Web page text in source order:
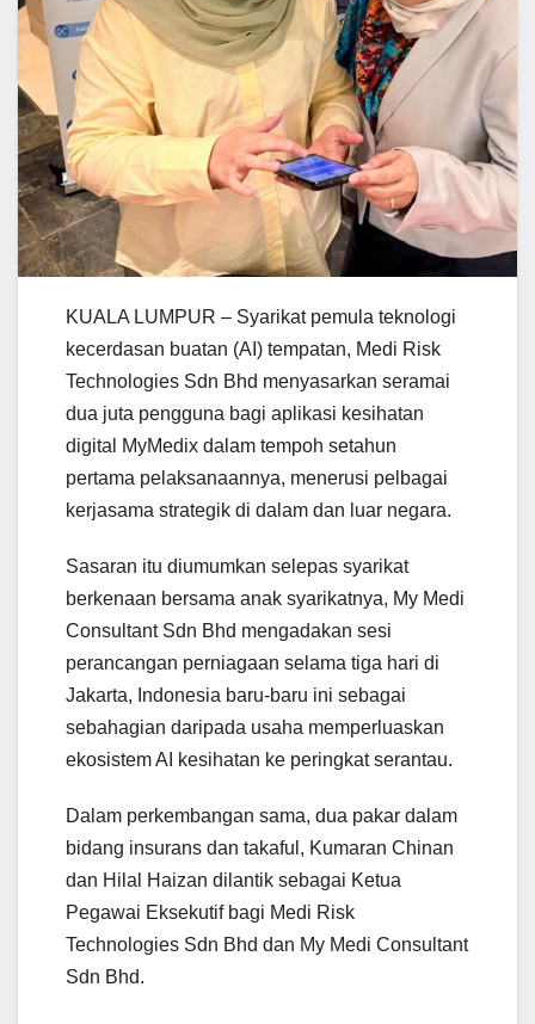
KUALA LUMPUR – Syarikat pemula teknologi
kecerdasan buatan (AI) tempatan, Medi Risk
Technologies Sdn Bhd menyasarkan seramai
dua juta pengguna bagi aplikasi kesihatan
digital MyMedix dalam tempoh setahun
pertama pelaksanaannya, menerusi pelbagai
kerjasama strategik di dalam dan luar negara.
Sasaran itu diumumkan selepas syarikat
berkenaan bersama anak syarikatnya, My Medi
Consultant Sdn Bhd mengadakan sesi
perancangan perniagaan selama tiga hari di
Jakarta, Indonesia baru-baru ini sebagai
sebahagian daripada usaha memperluaskan
ekosistem AI kesihatan ke peringkat serantau.
Dalam perkembangan sama, dua pakar dalam
bidang insurans dan takaful, Kumaran Chinan
dan Hilal Haizan dilantik sebagai Ketua
Pegawai Eksekutif bagi Medi Risk
Technologies Sdn Bhd dan My Medi Consultant
Sdn Bhd.